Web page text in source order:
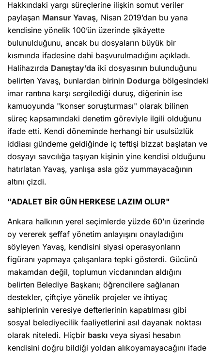
Hakkındaki yargı süreçlerine ilişkin somut veriler
paylaşan Mansur Yavaş, Nisan 2019’dan bu yana
kendisine yönelik 100’ün üzerinde şikâyette
bulunulduğunu, ancak bu dosyaların büyük bir
kısmında ifadesine dahi başvurulmadığını açıkladı.
Halihazırda Danıştay’da iki dosyasının bulunduğunu
belirten Yavaş, bunlardan birinin Dodurga bölgesindeki
imar rantına karşı sergilediği duruş, diğerinin ise
kamuoyunda "konser soruşturması" olarak bilinen
süreç kapsamındaki denetim göreviyle ilgili olduğunu
ifade etti. Kendi döneminde herhangi bir usulsüzlük
iddiası gündeme geldiğinde iç teftişi bizzat başlatan ve
dosyayı savcılığa taşıyan kişinin yine kendisi olduğunu
hatırlatan Yavaş, yanlışa asla göz yummayacağının
altını çizdi.
"ADALET BİR GÜN HERKESE LAZIM OLUR"
Ankara halkının yerel seçimlerde yüzde 60’ın üzerinde
oy vererek şeffaf yönetim anlayışını onayladığını
söyleyen Yavaş, kendisini siyasi operasyonların
figüranı yapmaya çalışanlara tepki gösterdi. Gücünü
makamdan değil, toplumun vicdanından aldığını
belirten Belediye Başkanı; öğrencilere sağlanan
destekler, çiftçiye yönelik projeler ve ihtiyaç
sahiplerinin veresiye defterlerinin kapatılması gibi
sosyal belediyecilik faaliyetlerini asıl dayanak noktası
olarak niteledi. Hiçbir baskı veya siyasi hesabın
kendisini doğru bildiği yoldan alıkoyamayacağını ifade